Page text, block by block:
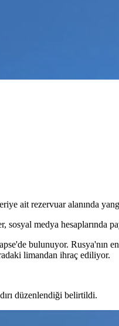
ait rezervuar alanında
medya hesaplarında
bulunuyor. Rusya'nın
limandan ihraç ediliyor.
düzenlendiği belirtildi.